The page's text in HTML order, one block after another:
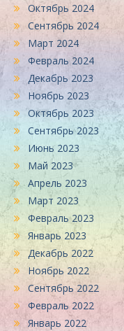
Октябрь 2024
Сентябрь 2024
Март 2024
Февраль 2024
Декабрь 2023
Ноябрь 2023
Октябрь 2023
Сентябрь 2023
Июнь 2023
Май 2023
Апрель 2023
Март 2023
Февраль 2023
Январь 2023
Декабрь 2022
Ноябрь 2022
Сентябрь 2022
Февраль 2022
Январь 2022